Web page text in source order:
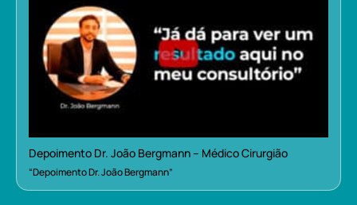
Depoimento Dr. João Bergmann – Médico Cirurgião
“Depoimento Dr. João Bergmann”